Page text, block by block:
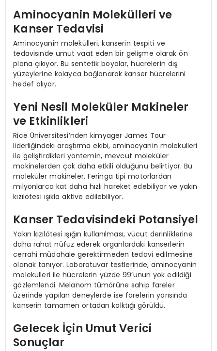
Aminocyanin Molekülleri ve
Kanser Tedavisi
Aminocyanin molekülleri, kanserin tespiti ve
tedavisinde umut vaat eden bir gelişme olarak ön
plana çıkıyor. Bu sentetik boyalar, hücrelerin dış
yüzeylerine kolayca bağlanarak kanser hücrelerini
hedef alıyor.
Yeni Nesil Moleküler Makineler
ve Etkinlikleri
Rice Üniversitesi’nden kimyager James Tour
liderliğindeki araştırma ekibi, aminocyanin molekülleri
ile geliştirdikleri yöntemin, mevcut moleküler
makinelerden çok daha etkili olduğunu belirtiyor. Bu
moleküler makineler, Feringa tipi motorlardan
milyonlarca kat daha hızlı hareket edebiliyor ve yakın
kızılötesi ışıkla aktive edilebiliyor.
Kanser Tedavisindeki Potansiyel
Yakın kızılötesi ışığın kullanılması, vücut derinliklerine
daha rahat nüfuz ederek organlardaki kanserlerin
cerrahi müdahale gerektirmeden tedavi edilmesine
olanak tanıyor. Laboratuvar testlerinde, aminocyanin
molekülleri ile hücrelerin yüzde 99’unun yok edildiği
gözlemlendi. Melanom tümörüne sahip fareler
üzerinde yapılan deneylerde ise farelerin yarısında
kanserin tamamen ortadan kalktığı görüldü.
Gelecek İçin Umut Verici
Sonuçlar